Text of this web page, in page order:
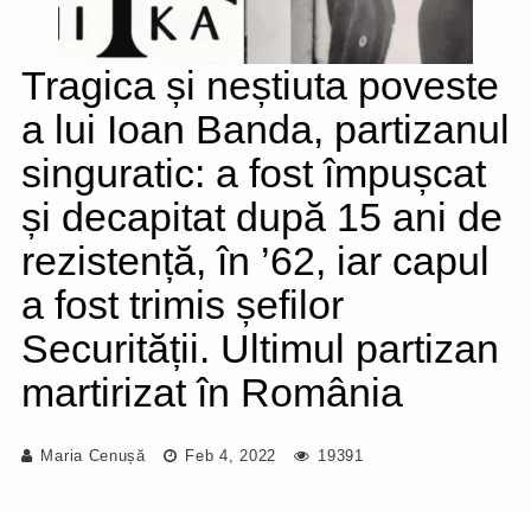
Tragica și neștiuta poveste
a lui Ioan Banda, partizanul
singuratic: a fost împușcat
și decapitat după 15 ani de
rezistență, în ’62, iar capul
a fost trimis șefilor
Securității. Ultimul partizan
martirizat în România
Maria Cenușă Feb 4, 2022 19391